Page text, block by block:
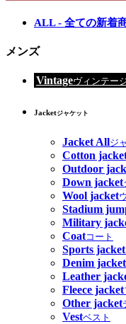
ALL - 全ての新着
メンズ
Vintageヴィンテー
Jacketジャケット
Jacket Allジ
Cotton
Outdoor
Down jacket
Wool jacket
Stadium
Military
Coatコート
Sports jacket
Denim jacket
Leather
Fleece jacket
Other jacket
Vestベスト